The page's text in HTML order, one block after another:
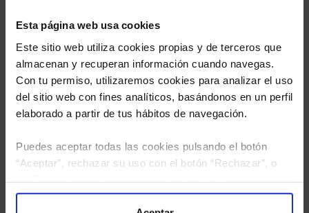
Esta página web usa cookies
Este sitio web utiliza cookies propias y de terceros que
almacenan y recuperan información cuando navegas.
Con tu permiso, utilizaremos cookies para analizar el uso
del sitio web con fines analíticos, basándonos en un perfil
elaborado a partir de tus hábitos de navegación.
Puedes aceptar todas las cookies pulsando el botón
“Aceptar”, rechazar su uso con el botón “Rechazar”, o
“Configuración”. Consulta nuestraPolítica
He leído